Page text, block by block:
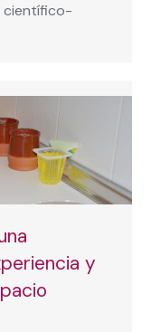
científico-
y